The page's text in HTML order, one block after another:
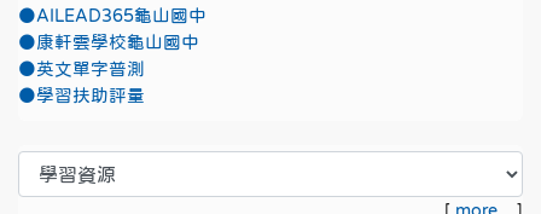
●AILEAD365龜山國中
●康軒雲學校龜山國中
●英文單字普測
●學習扶助評量